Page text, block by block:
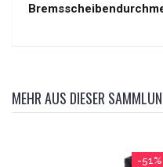
MEHR AUS DIESER
-51%